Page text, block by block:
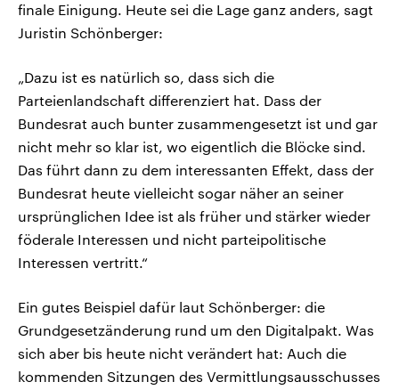
finale Einigung. Heute sei die Lage ganz anders, sagt
Juristin Schönberger:
„Dazu ist es natürlich so, dass sich die
Parteienlandschaft differenziert hat. Dass der
Bundesrat auch bunter zusammengesetzt ist und gar
nicht mehr so klar ist, wo eigentlich die Blöcke sind.
Das führt dann zu dem interessanten Effekt, dass der
Bundesrat heute vielleicht sogar näher an seiner
ursprünglichen Idee ist als früher und stärker wieder
föderale Interessen und nicht parteipolitische
Interessen vertritt.“
Ein gutes Beispiel dafür laut Schönberger: die
Grundgesetzänderung rund um den Digitalpakt. Was
sich aber bis heute nicht verändert hat: Auch die
kommenden Sitzungen des Vermittlungsausschusses